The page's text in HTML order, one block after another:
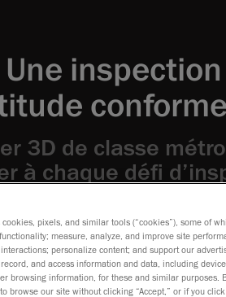
3D de classe
à chaque défi
cookies, pixels, and similar tools (“cookies”), some of
measure, analyze, and improve site
personalize content; and support our
and access information and data, including
browsing information, for these and similar purposes.
browse our site without clicking “Accept,” or if you